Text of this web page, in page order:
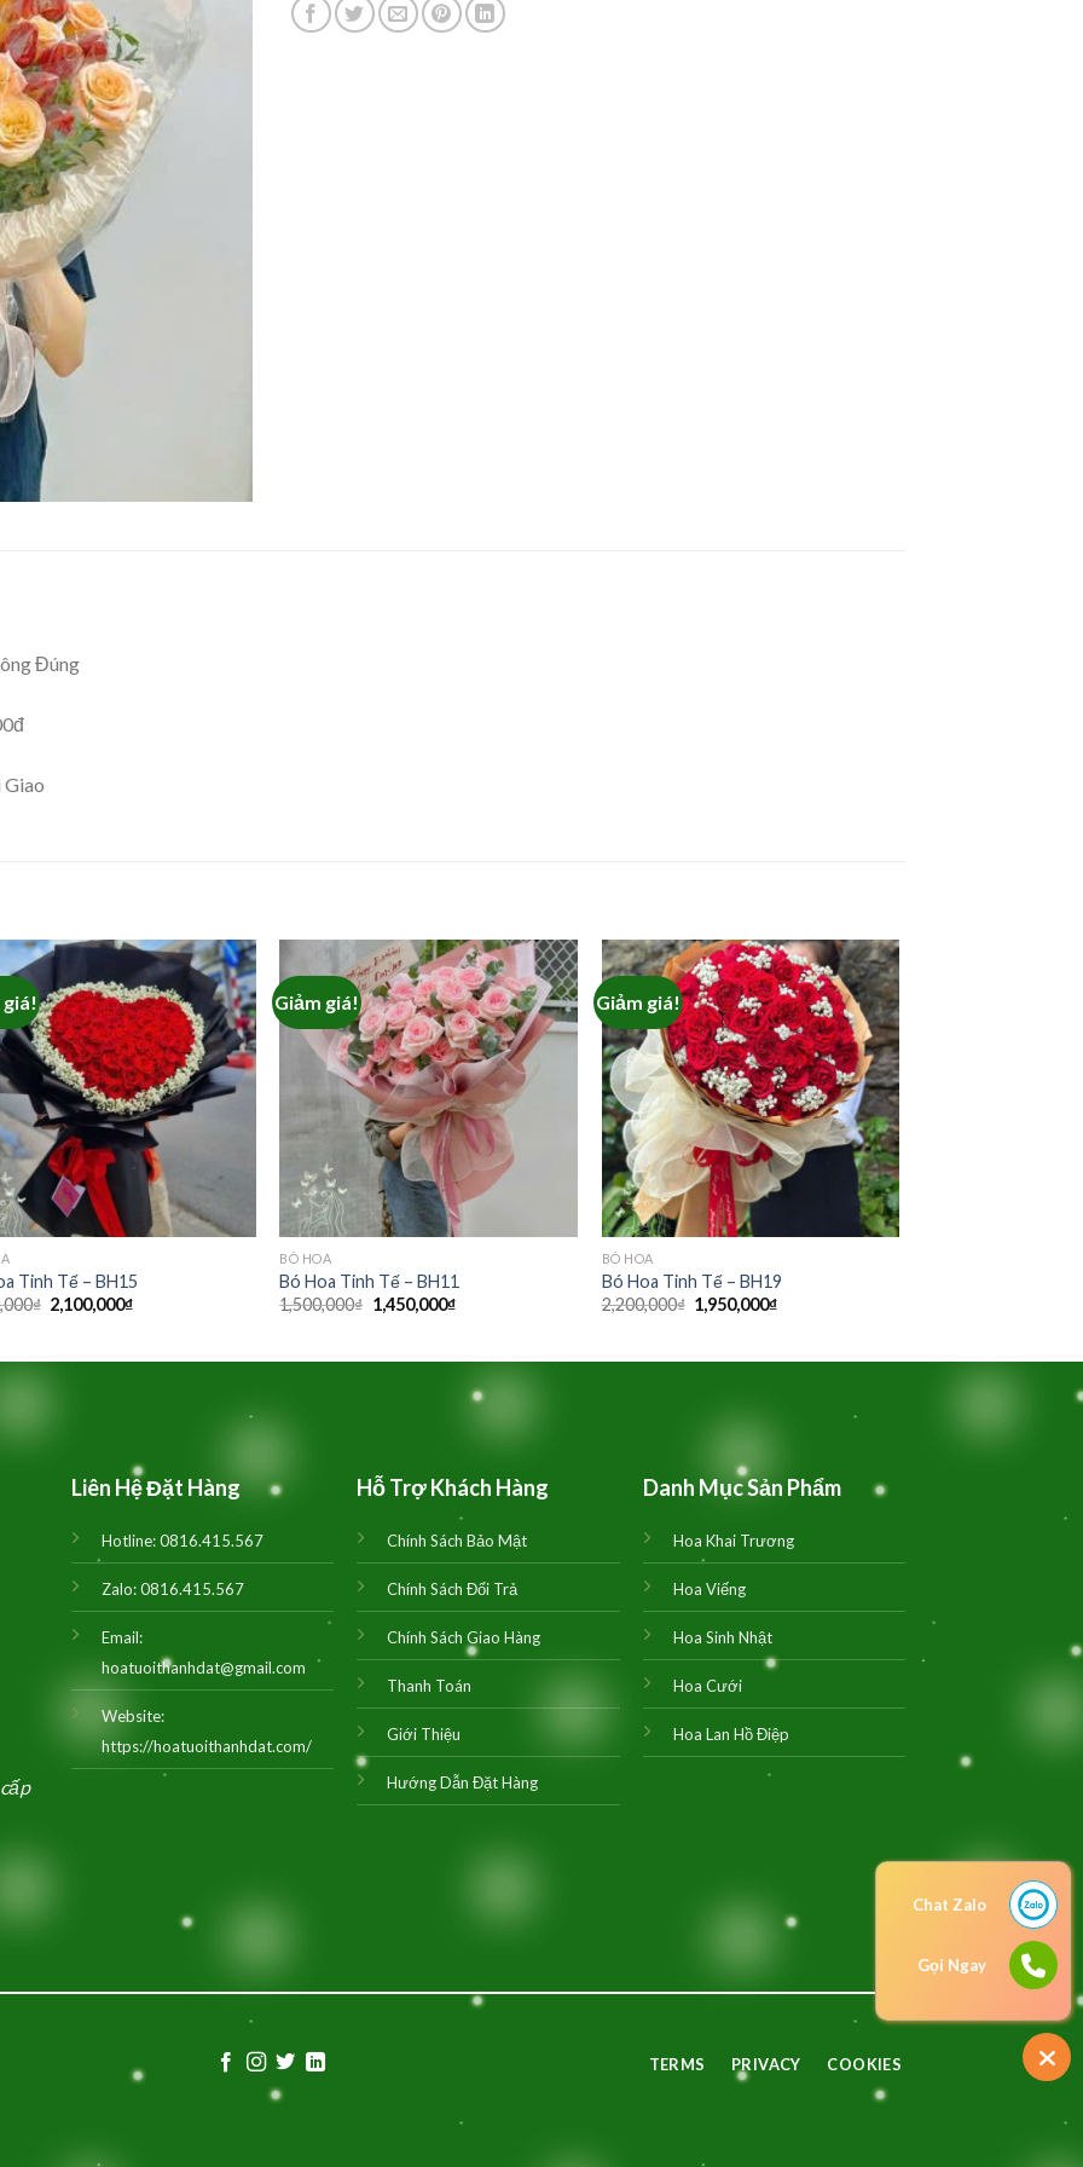
Đúng
Giao
Tinh Tế – BH15
₫ Giá
2,100,000₫Giá
Giảm giá!
BÓ HOA
Bó Hoa Tinh Tế – BH11
1,500,000₫ Giá
1,450,000₫Giá
Giảm giá!
BÓ HOA
Bó Hoa Tinh Tế – BH19
2,200,000₫ Giá
1,950,000₫Giá
Liên Hệ Đặt Hàng
Hotline:0816.415.567
Zalo:0816.415.567
Email:
hoatuoithanhdat@gmail.com
Website:
https://hoatuoithanhdat.com/
Hỗ Trợ Khách Hàng
Chính Sách Bảo Mật
Chính Sách Đổi Trả
Chính Sách Giao Hàng
Thanh Toán
Giới Thiệu
Hướng Dẫn Đặt Hàng
Danh Mục Sản Phẩm
Hoa Khai Trương
Hoa Viếng
Hoa Sinh Nhật
Hoa Cưới
Hoa Lan Hồ Điệp
TERMS PRIVACY COOKIES
Chat Zalo
Gọi Ngay